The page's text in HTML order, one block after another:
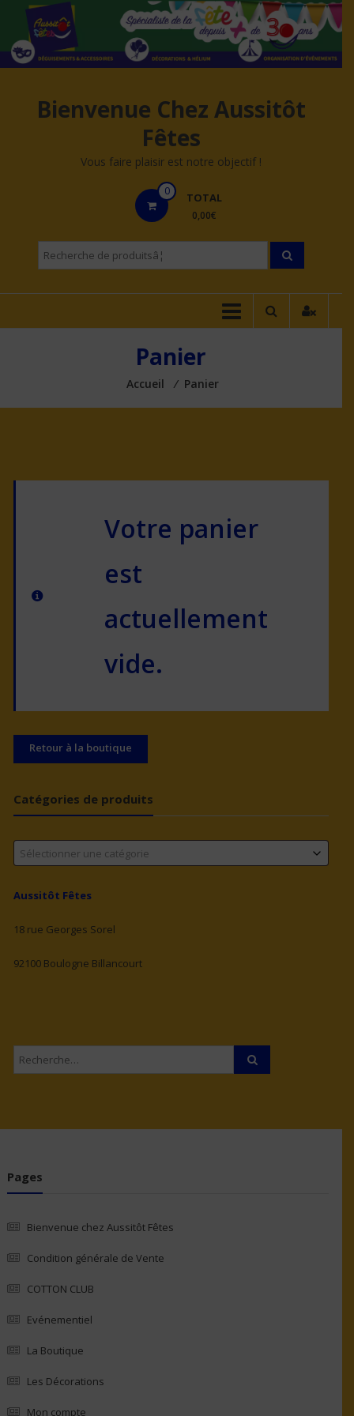
contenu
Bienvenue Chez Aussitôt
Fêtes
Vous faire plaisir est notre objectif !
0 TOTAL
0,00€
Recherche
pourÂ :
Panier
Accueil ⁄ Panier
Votre panier
est
actuellement
vide.
Retour à la boutique
Catégories de produits
Sélectionner une catégorie
Aussitôt Fêtes
18 rue Georges Sorel
92100 Boulogne Billancourt
Pages
Bienvenue chez Aussitôt Fêtes
Condition générale de Vente
COTTON CLUB
Evénementiel
La Boutique
Les Décorations
Mon compte